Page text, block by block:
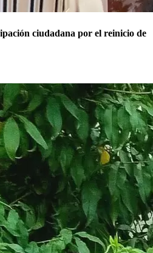
ciudadana por el reinicio de